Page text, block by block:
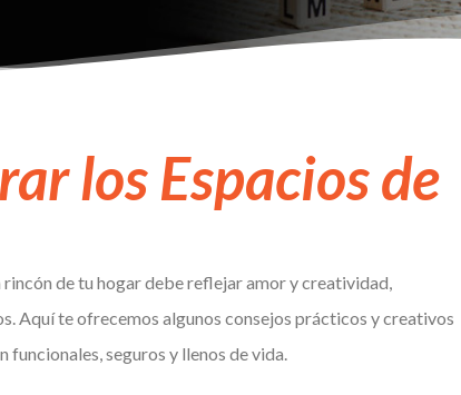
los Espacios de
de tu hogar debe reflejar amor y creatividad,
Aquí te ofrecemos algunos consejos prácticos y creativos
funcionales, seguros y llenos de vida.